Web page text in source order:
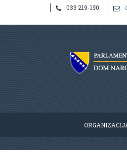
: Undefined index: idHR in/
033 219-190